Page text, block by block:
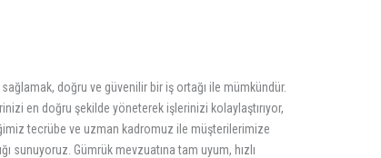
doğru ve güvenilir bir iş ortağı ile mümkündür.
en doğru şekilde yöneterek işlerinizi kolaylaştırıyor,
tecrübe ve uzman kadromuz ile müşterilerimize
sunuyoruz. Gümrük mevzuatına tam uyum, hızlı